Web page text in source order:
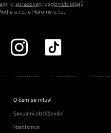
o zpracování osobních údajů
s.r.o. a Heroine s.r.o.
O čem se mluví
Sexuální obtěžování
Narcismus